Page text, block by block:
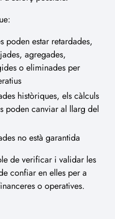
poden estar retardades,
agregades,
o eliminades per
històriques, els càlculs
poden canviar al llarg del
no està garantida
de verificar i validar les
confiar en elles per a
o operatives.